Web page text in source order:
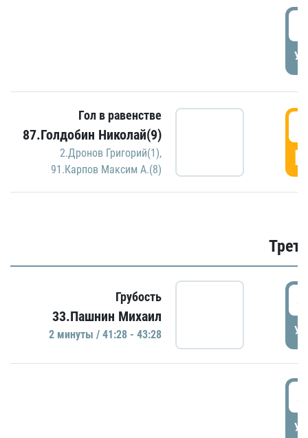
Гол в равенстве
87.Голдобин Николай(9)
2.Дронов Григорий(1),
91.Карпов Максим А.(8)
Грубость
33.Пашнин Михаил
2 минуты / 41:28 - 43:28